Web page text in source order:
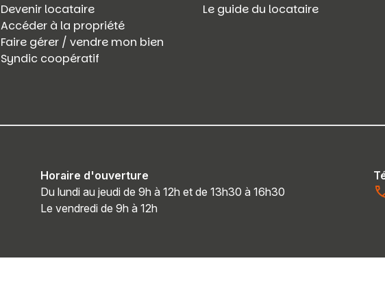
Devenir locataire
Accéder à la propriété
Faire gérer / vendre mon bien
Syndic coopératif
Le guide du locataire
Horaire d'ouverture
Du lundi au jeudi de 9h à 12h et de 13h30 à 16h30
Le vendredi de 9h à 12h